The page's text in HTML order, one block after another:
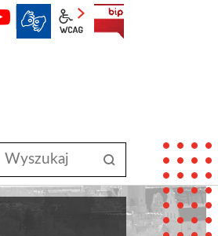
facebookYouTube
wcag2.1